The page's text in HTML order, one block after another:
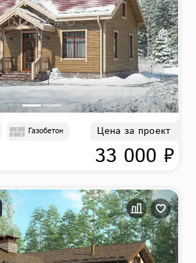
Газобетон Цена за проект
33 000 ₽